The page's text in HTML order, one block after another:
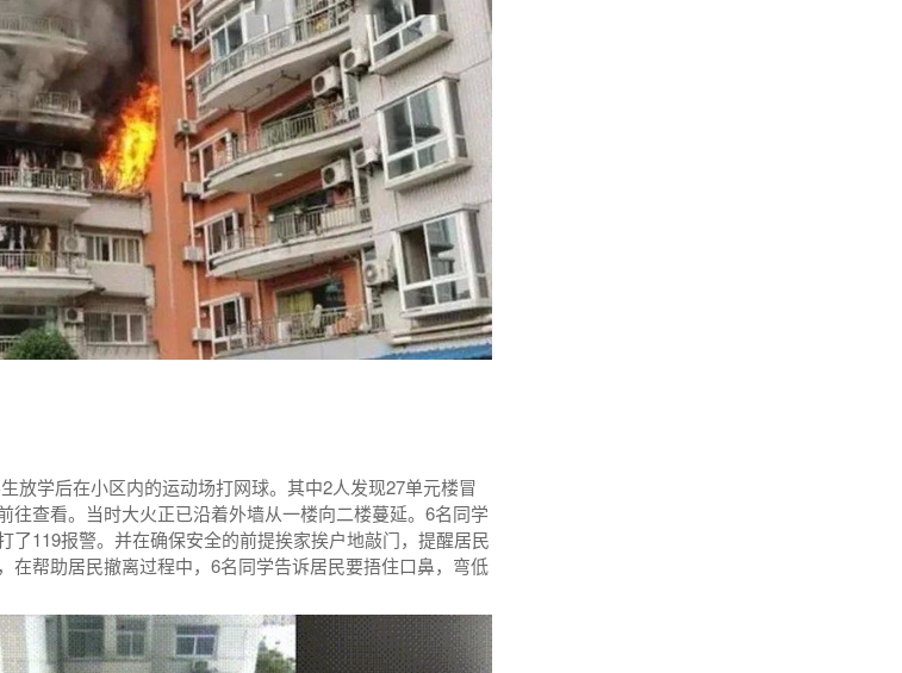
放学后在小区内的运动场打网球。其中2人发现27单元楼冒
往查看。当时大火正已沿着外墙从一楼向二楼蔓延。6名同学
了119报警。并在确保安全的前提挨家挨户地敲门，提醒居民
在帮助居民撤离过程中，6名同学告诉居民要捂住口鼻，弯低